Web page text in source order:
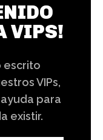
VIPS!
escrito
VIPs,
para
existir.